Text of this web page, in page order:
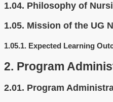
1.04. Philosophy of
1.05. Mission of the UG
1.05.1. Expected Learning
2. Program
2.01. Program